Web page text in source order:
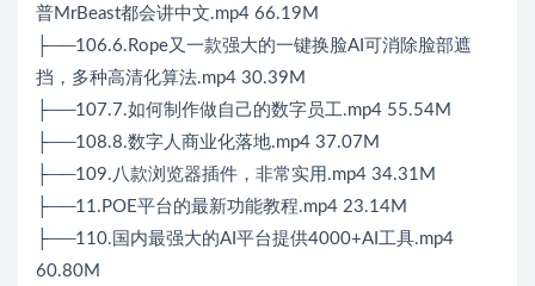
普MrBeast都会讲中文.mp4 66.19M
├──106.6.Rope又一款强大的一键换脸AI可消除脸部遮
挡，多种高清化算法.mp4 30.39M
├──107.7.如何制作做自己的数字员工.mp4 55.54M
├──108.8.数字人商业化落地.mp4 37.07M
├──109.八款浏览器插件，非常实用.mp4 34.31M
├──11.POE平台的最新功能教程.mp4 23.14M
├──110.国内最强大的AI平台提供4000+AI工具.mp4
60.80M